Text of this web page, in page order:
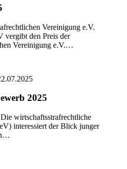
Vereinigung e.V.
den Preis der
Vereinigung e.V.…
2025
wirtschaftsstrafrechtliche
interessiert der Blick junger